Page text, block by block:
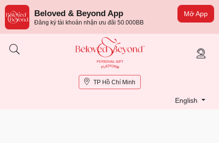
Mở App
Beloved & Beyond App
Đăng ký tài khoản nhận ưu đãi 50.000BB
TP Hồ Chí Minh
English